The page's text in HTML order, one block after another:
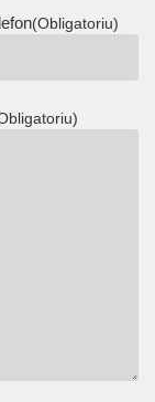
(Obligatoriu)